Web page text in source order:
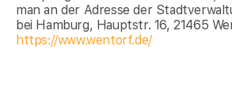
man an der Adresse der
bei Hamburg, Hauptstr. 16, 21465
https://www.wentorf.de/